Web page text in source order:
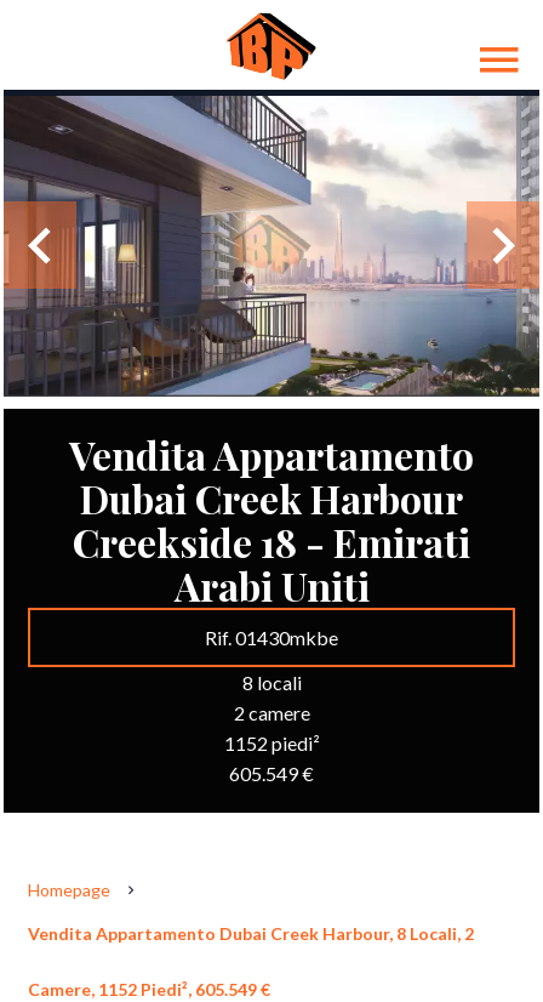
Vendita Appartamento
Dubai Creek Harbour
Creekside 18 - Emirati
Arabi Uniti
Rif. 01430mkbe
8 locali
2 camere
1152 piedi²
605.549 €
Homepage
Vendita Appartamento Dubai Creek Harbour, 8 Locali, 2
Camere, 1152 Piedi², 605.549 €